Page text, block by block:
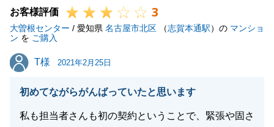
今後は、ご指摘いただいたことを常に心がけ、お客様
に喜んでいただけるようなお取引を目指していきたい
と思います。
お忙しいところ、貴重なご意見をいただき、誠にあり
今後とも、何卒宜しくお願い申し上げます。
お客様評価 3
大曽根センター / 愛知県 名古屋市北区 （志賀本通駅）の マンショ
ン を ご購入
T様
T様 2021年2月25日
初めてながらがんばっていたと思います
私も担当者さんも初の契約ということで、緊張や固さ